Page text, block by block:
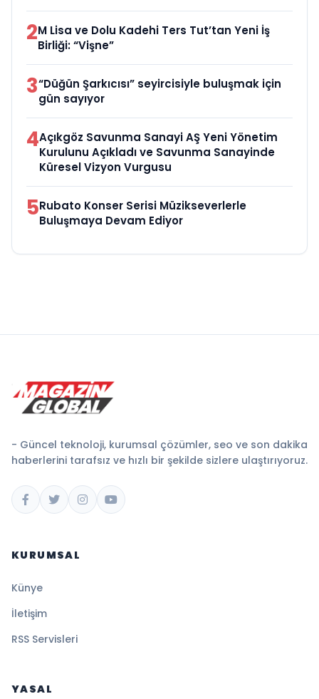
2M Lisa ve Dolu Kadehi Ters Tut’tan Yeni İş
Birliği: “Vişne”
3“Düğün Şarkıcısı” seyircisiyle buluşmak için
gün sayıyor
4Açıkgöz Savunma Sanayi AŞ Yeni Yönetim
Kurulunu Açıkladı ve Savunma Sanayinde
Küresel Vizyon Vurgusu
5Rubato Konser Serisi Müzikseverlerle
Buluşmaya Devam Ediyor
- Güncel teknoloji, kurumsal çözümler, seo ve son dakika
haberlerini tarafsız ve hızlı bir şekilde sizlere ulaştırıyoruz.
KURUMSAL
Künye
İletişim
RSS Servisleri
YASAL